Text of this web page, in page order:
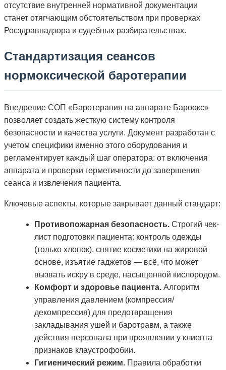
отсутствие внутренней нормативной документации
станет отягчающим обстоятельством при проверках
Росздравнадзора и судебных разбирательствах.
Стандартизация сеансов
нормоксической баротерапии
Внедрение СОП «Баротерапия на аппарате Бароокс»
позволяет создать жесткую систему контроля
безопасности и качества услуги. Документ разработан с
учетом специфики именно этого оборудования и
регламентирует каждый шаг оператора: от включения
аппарата и проверки герметичности до завершения
сеанса и извлечения пациента.
Ключевые аспекты, которые закрывает данный стандарт:
Противопожарная безопасность. Строгий чек-
лист подготовки пациента: контроль одежды
(только хлопок), снятие косметики на жировой
основе, изъятие гаджетов — всё, что может
вызвать искру в среде, насыщенной кислородом.
Комфорт и здоровье пациента. Алгоритм
управления давлением (компрессия/
декомпрессия) для предотвращения
закладывания ушей и баротравм, а также
действия персонала при проявлении у клиента
признаков клаустрофобии.
Гигиенический режим. Правила обработки